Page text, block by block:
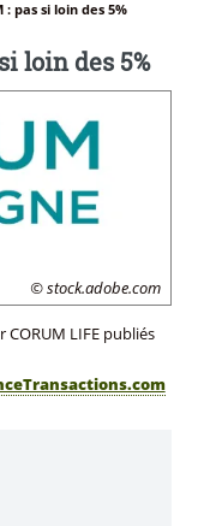
: pas si loin des 5%
loin des 5%
© stock.adobe.com
CORUM LIFE publiés